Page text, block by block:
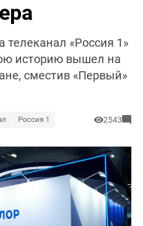
телеканал «Россия 1»
историю вышел на
сместив «Первый»
Россия 1 2543